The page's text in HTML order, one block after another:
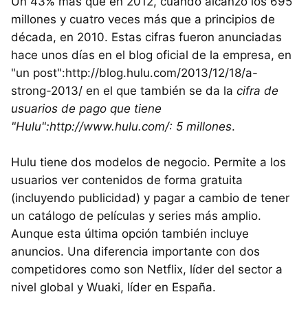
millones y cuatro veces más que a principios de
década, en 2010. Estas cifras fueron anunciadas
hace unos días en el blog oficial de la empresa, en
"un post":http://blog.hulu.com/2013/12/18/a-
strong-2013/ en el que también se da la cifra de
usuarios de pago que tiene
"Hulu":http://www.hulu.com/: 5 millones.
Hulu tiene dos modelos de negocio. Permite a los
usuarios ver contenidos de forma gratuita
(incluyendo publicidad) y pagar a cambio de tener
un catálogo de películas y series más amplio.
Aunque esta última opción también incluye
anuncios. Una diferencia importante con dos
competidores como son Netflix, líder del sector a
nivel global y Wuaki, líder en España.